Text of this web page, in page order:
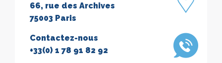
66, rue des Archives
75003 Paris
Contactez-nous
+33(0) 1 78 91 82 92